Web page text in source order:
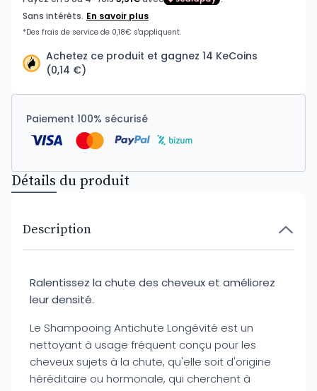
Achetez ce produit et gagnez 14 KeCoins
(0,14 €)
Paiement 100% sécurisé
Détails du produit
Description
Ralentissez la chute des cheveux et améliorez
leur densité.
Le Shampooing Antichute Longévité est un
nettoyant à usage fréquent conçu pour les
cheveux sujets à la chute, qu'elle soit d'origine
héréditaire ou hormonale, qui cherchent à